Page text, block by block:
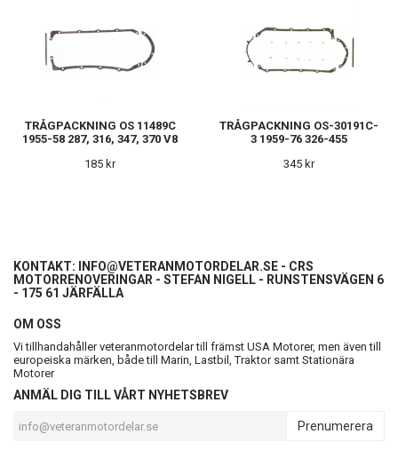
TRÅGPACKNING OS 11489C
1955-58 287, 316, 347, 370 V8
185 kr
TRÅGPACKNING OS-30191C-
3 1959-76 326-455
345 kr
KONTAKT: INFO@VETERANMOTORDELAR.SE - CRS
MOTORRENOVERINGAR - STEFAN NIGELL - RUNSTENSVÄGEN 6
- 175 61 JÄRFÄLLA
OM OSS
Vi tillhandahåller veteranmotordelar till främst USA Motorer, men även till
europeiska märken, både till Marin, Lastbil, Traktor samt Stationära
Motorer
ANMÄL DIG TILL VÅRT NYHETSBREV
Prenumerera